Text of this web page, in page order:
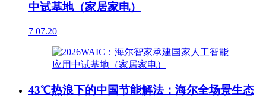
中试基地（家居家电）
7 07.20
43℃热浪下的中国节能解法：海尔全场景生态